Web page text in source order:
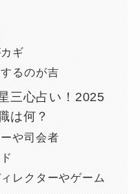
ギ
るのが吉
三心占い！2025
は何？
や司会者
レクターやゲーム